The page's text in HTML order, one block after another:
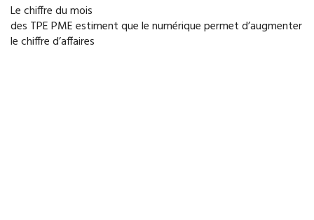
Le chiffre du mois
des TPE PME estiment que le numérique permet d’augmenter
le chiffre d’affaires